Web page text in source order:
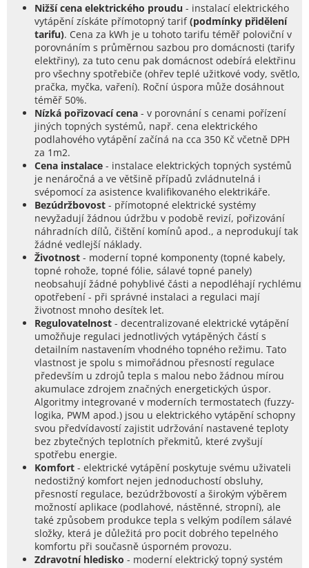
Nižší cena elektrického proudu - instalací elektrického
vytápění získáte přímotopný tarif(podmínky přidělení
tarifu). Cena za kWh je u tohoto tarifu téměř poloviční v
porovnáním s průměrnou sazbou pro domácnosti (tarify
elektřiny), za tuto cenu pak domácnost odebírá elektřinu
pro všechny spotřebiče (ohřev teplé užitkové vody, světlo,
pračka, myčka, vaření). Roční úspora může dosáhnout
téměř 50%.
Nízká pořizovací cena - v porovnání s cenami pořízení
jiných topných systémů, např. cena elektrického
podlahového vytápění začíná na cca 350 Kč včetně DPH
za 1m2.
Cena instalace - instalace elektrických topných systémů
je nenáročná a ve většině případů zvládnutelná i
svépomocí za asistence kvalifikovaného elektrikáře.
Bezúdržbovost - přímotopné elektrické systémy
nevyžadují žádnou údržbu v podobě revizí, pořizování
náhradních dílů, čištění komínů apod., a neprodukují tak
žádné vedlejší náklady.
Životnost - moderní topné komponenty (topné kabely,
topné rohože, topné fólie, sálavé topné panely)
neobsahují žádné pohyblivé části a nepodléhají rychlému
opotřebení - při správné instalaci a regulaci mají
životnost mnoho desítek let.
Regulovatelnost - decentralizované elektrické vytápění
umožňuje regulaci jednotlivých vytápěných částí s
detailním nastavením vhodného topného režimu. Tato
vlastnost je spolu s mimořádnou přesností regulace
především u zdrojů tepla s malou nebo žádnou mírou
akumulace zdrojem značných energetických úspor.
Algoritmy integrované v moderních termostatech (fuzzy-
logika, PWM apod.) jsou u elektrického vytápění schopny
svou předvídavostí zajistit udržování nastavené teploty
bez zbytečných teplotních překmitů, které zvyšují
spotřebu energie.
Komfort - elektrické vytápění poskytuje svému uživateli
nedostižný komfort nejen jednoduchostí obsluhy,
přesností regulace, bezúdržbovostí a širokým výběrem
možností aplikace (podlahové, nástěnné, stropní), ale
také způsobem produkce tepla s velkým podílem sálavé
složky, která je důležitá pro pocit dobrého tepelného
komfortu při současně úsporném provozu.
Zdravotní hledisko - moderní elektrický topný systém